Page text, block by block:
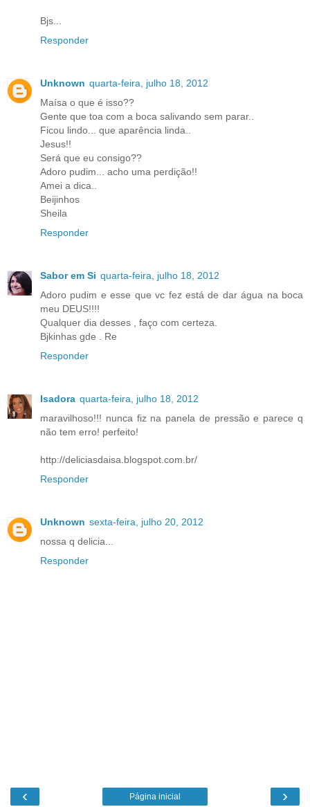
Bjs...
Responder
Unknown quarta-feira, julho 18, 2012
Maísa o que é isso??
Gente que toa com a boca salivando sem parar..
Ficou lindo... que aparência linda..
Jesus!!
Será que eu consigo??
Adoro pudim... acho uma perdição!!
Amei a dica..
Beijinhos
Sheila
Responder
Sabor em Si quarta-feira, julho 18, 2012
Adoro pudim e esse que vc fez está de dar água na boca
meu DEUS!!!!
Qualquer dia desses , faço com certeza.
Bjkinhas gde . Re
Responder
Isadora quarta-feira, julho 18, 2012
maravilhoso!!! nunca fiz na panela de pressão e parece q
não tem erro! perfeito!
http://deliciasdaisa.blogspot.com.br/
Responder
Unknown sexta-feira, julho 20, 2012
nossa q delicia...
Responder
‹ ›
Página inicial